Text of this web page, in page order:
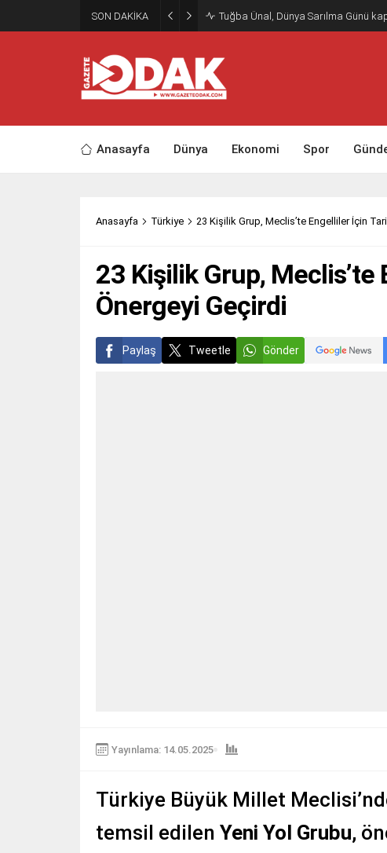
SON DAKİKA Tuğba Ünal, Dünya Sarılma Günü
Anasayfa Dünya Ekonomi Spor
Anasayfa Türkiye 23 Kişilik Grup, Meclis’te Engelliler İçin
23 Kişilik Grup,
Önergeyi Geçirdi
Paylaş Tweetle Gönder
Yayınlama: 14.05.2025
Türkiye Büyük Millet
temsil edilen Yeni Yol Grubu,